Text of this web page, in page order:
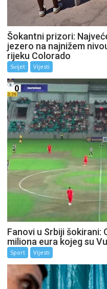
Šokantni prizori:
jezero na najnižem
rijeku Colorado
Svijet Vijesti
Fanovi u Srbiji šokirani:
miliona eura kojeg su
Sport Vijesti